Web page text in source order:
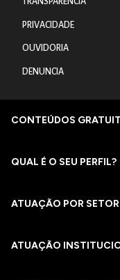
PRIVACIDADE
OUVIDORIA
DENUNCIA
CONTEÚDOS
QUAL É O SEU PERFIL?
ATUAÇÃO POR SETOR
ATUAÇÃO